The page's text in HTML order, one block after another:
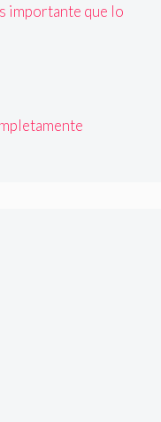
importante que lo